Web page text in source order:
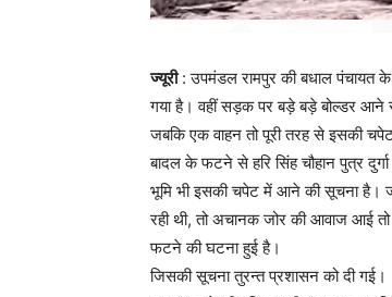
ज्यूरी: उपमंडल रामपुर की बधाल पंचायत
गया है। वहीं सड़क पर बड़े बड़े बोल्डर आने
जबकि एक वाहन तो पूरी तरह से इसकी
बादल के फटने से हरि सिंह चौहान पुत्र
भूमि भी इसकी चपेट में आने की सूचना है।
रही थी, तो अचानक जोर की आवाज आई
फटने की घटना हुई है।
जिसकी सूचना तुरन्त प्रशासन को दी गई।